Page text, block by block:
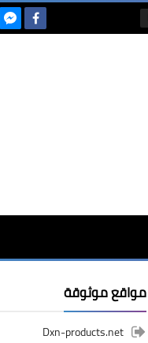
مواقع موثوقة
Dxn-products.net